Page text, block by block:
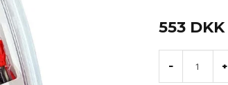
553 DKK
- +